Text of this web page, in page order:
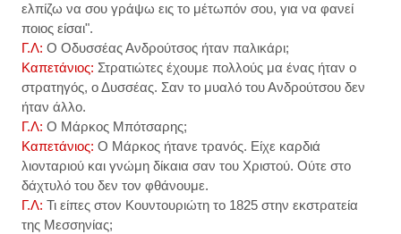
ελπίζω να σου γράψω εις το μέτωπόν σου, για να φανεί
ποιος είσαι".
Γ.Λ: Ο Οδυσσέας Ανδρούτσος ήταν παλικάρι;
Καπετάνιος: Στρατιώτες έχουμε πολλούς μα ένας ήταν ο
στρατηγός, ο Δυσσέας. Σαν το μυαλό του Ανδρούτσου δεν
ήταν άλλο.
Γ.Λ: Ο Μάρκος Μπότσαρης;
Καπετάνιος: Ο Μάρκος ήτανε τρανός. Είχε καρδιά
λιονταριού και γνώμη δίκαια σαν του Χριστού. Ούτε στο
δάχτυλό του δεν τον φθάνουμε.
Γ.Λ: Τι είπες στον Κουντουριώτη το 1825 στην εκστρατεία
της Μεσσηνίας;